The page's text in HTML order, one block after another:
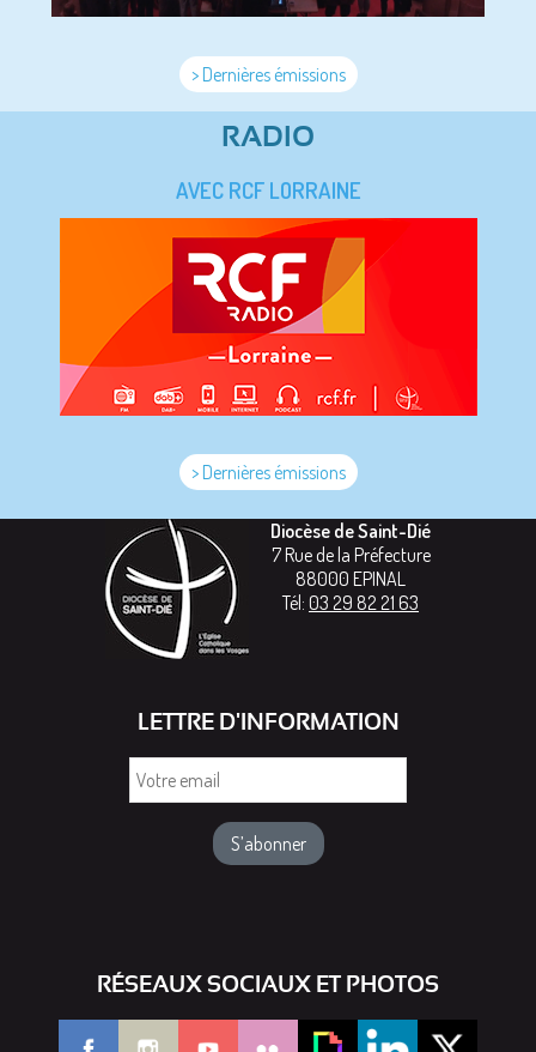
> Dernières émissions
RADIO
AVEC RCF LORRAINE
> Dernières émissions
Diocèse de Saint-Dié
7 Rue de la Préfecture
88000 EPINAL
Tél: 03 29 82 21 63
LETTRE D'INFORMATION
RÉSEAUX SOCIAUX ET PHOTOS